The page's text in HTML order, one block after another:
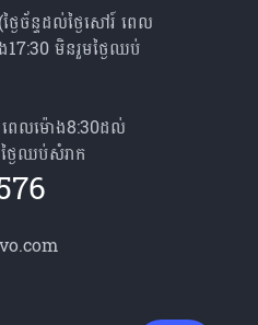
ៃច័ន្ទដល់ថ្ងៃសៅរ៍ ពេល
មិនរួមថ្ងៃឈប់
ពេលម៉ោង8:30ដល់
ងៃឈប់សំរាក